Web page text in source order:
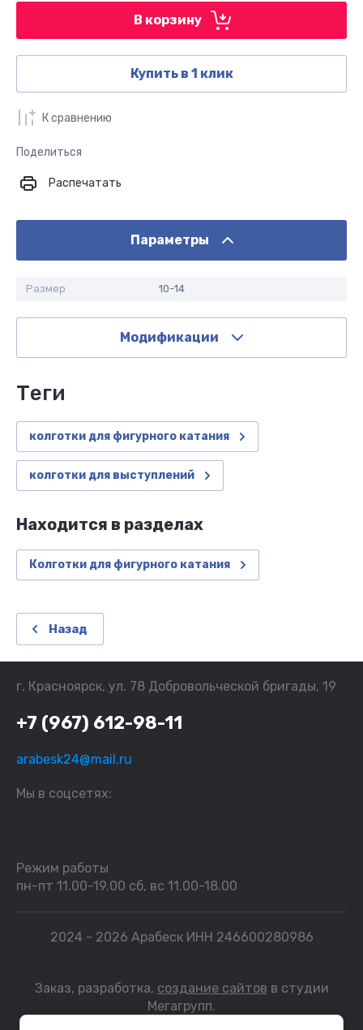
В корзину
Купить в 1 клик
К сравнению
Поделиться
Распечатать
Параметры
Размер 10-14
Модификации
теги
колготки для фигурного катания
колготки для выступлений
Находится в разделах
Колготки для фигурного катания
Назад
г. Красноярск, ул. 78 Добровольческой бригады, 19
+7 (967) 612-98-11
arabesk24@mail.ru
Мы в соцсетях:
Режим работы
пн-пт 11.00-19.00 сб, вс 11.00-18.00
2024 - 2026 Арабеск ИНН 246600280986
Заказ, разработка, создание сайтов в студии
Мегагрупп.